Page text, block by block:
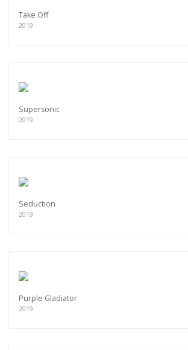
Take Off
2019
Supersonic
2019
Seduction
2019
Purple Gladiator
2019